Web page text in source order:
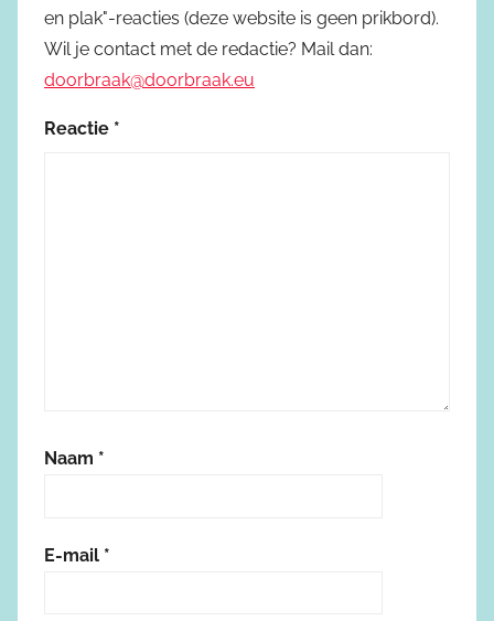
en plak"-reacties (deze website is geen prikbord).
Wil je contact met de redactie? Mail dan:
doorbraak@doorbraak.eu
Reactie *
Naam *
E-mail *